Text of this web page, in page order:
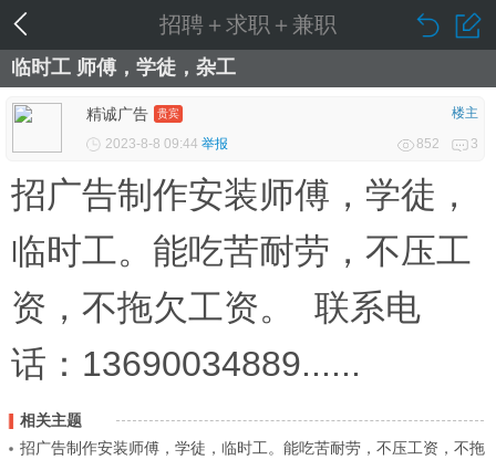
招聘＋求职＋兼职
临时工 师傅，学徒，杂工
精诚广告 贵宾
楼主
2023-8-8 09:44 举报 852 3
招广告制作安装师傅，学徒，
临时工。能吃苦耐劳，不压工
资，不拖欠工资。 联系电
话：13690034889......
相关主题
招广告制作安装师傅，学徒，临时工。能吃苦耐劳，不压工资，不拖